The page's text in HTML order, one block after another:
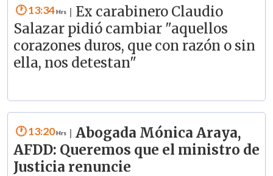
13:34
Ex carabinero Claudio
Salazar pidió cambiar "aquellos
corazones duros, que con razón o sin
ella, nos detestan"
13:20
Abogada Mónica Araya,
AFDD: Queremos que el ministro de
Justicia renuncie